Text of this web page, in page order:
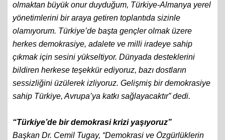
olmaktan büyük onur duyduğum, Türkiye-Almanya yerel
yönetimlerini bir araya getiren toplantıda sizinle
olamıyorum. Türkiye’de başta gençler olmak üzere
herkes demokrasiye, adalete ve milli iradeye sahip
çıkmak için sesini yükseltiyor. Dünyada desteklerini
bildiren herkese teşekkür ediyoruz, bazı dostların
sessizliğini üzülerek izliyoruz. Gelişmiş bir demokrasiye
sahip Türkiye, Avrupa’ya katkı sağlayacaktır” dedi.
“Türkiye’de bir demokrasi krizi yaşıyoruz”
Başkan Dr. Cemil Tugay, “Demokrasi ve Özgürlüklerin